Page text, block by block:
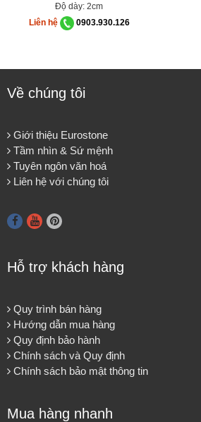
Độ dày: 2cm
Liên hệ
0903.930.126
Về chúng tôi
Giới thiệu Eurostone
Tầm nhìn & Sứ mệnh
Tuyên ngôn văn hoá
Liên hệ với chúng tôi
Hỗ trợ khách hàng
Quy trình bán hàng
Hướng dẫn mua hàng
Quy định bảo hành
Chính sách và Quy định
Chính sách bảo mật thông tin
Mua hàng nhanh